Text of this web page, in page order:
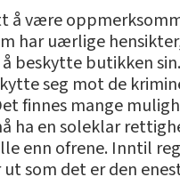
å være
har uærlige
beskytte butikken
seg mot de
finnes mange
ha en soleklar
enn ofrene. Inntil
som det er den